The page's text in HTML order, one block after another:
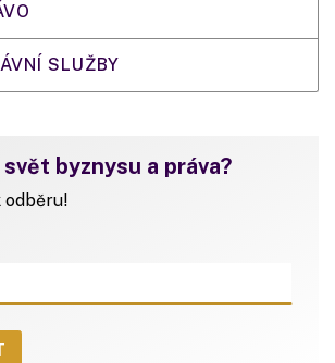
SLUŽBY
byznysu a práva?
odběru!